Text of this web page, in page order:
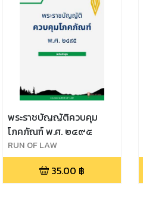
พระราชบัญญัติควบคุม
โภคภัณฑ์ พ.ศ. ๒๔๙๕
RUN OF LAW
35.00 ฿